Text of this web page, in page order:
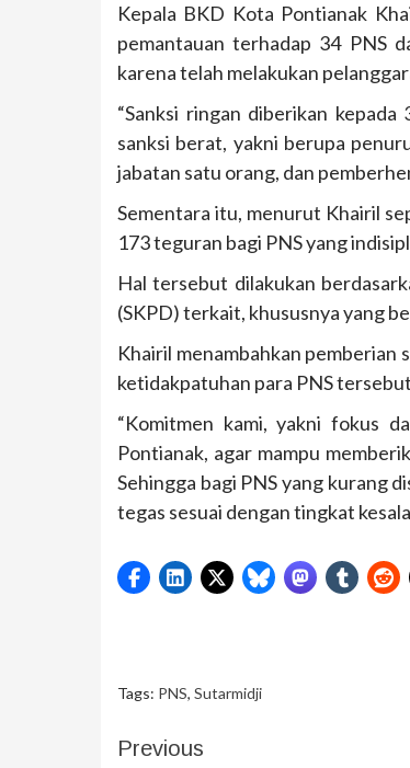
Kepala BKD Kota Pontianak
pemantauan terhadap 34 PNS
karena telah melakukan
“Sanksi ringan diberikan
sanksi berat, yakni berupa
jabatan satu orang, dan
Sementara itu, menurut Khairil
173 teguran bagi PNS yang
Hal tersebut dilakukan
(SKPD) terkait, khususnya yang
Khairil menambahkan pemberian
ketidakpatuhan para PNS
“Komitmen kami, yakni fokus
Pontianak, agar mampu
Sehingga bagi PNS yang kurang
tegas sesuai dengan tingkat
Tags: PNS, Sutarmidji
Previous